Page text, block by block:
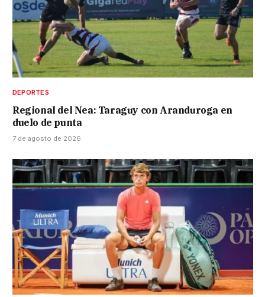
DEPORTES
Regional del Nea: Taraguy con Aranduroga en
duelo de punta
7 de agosto de 2026